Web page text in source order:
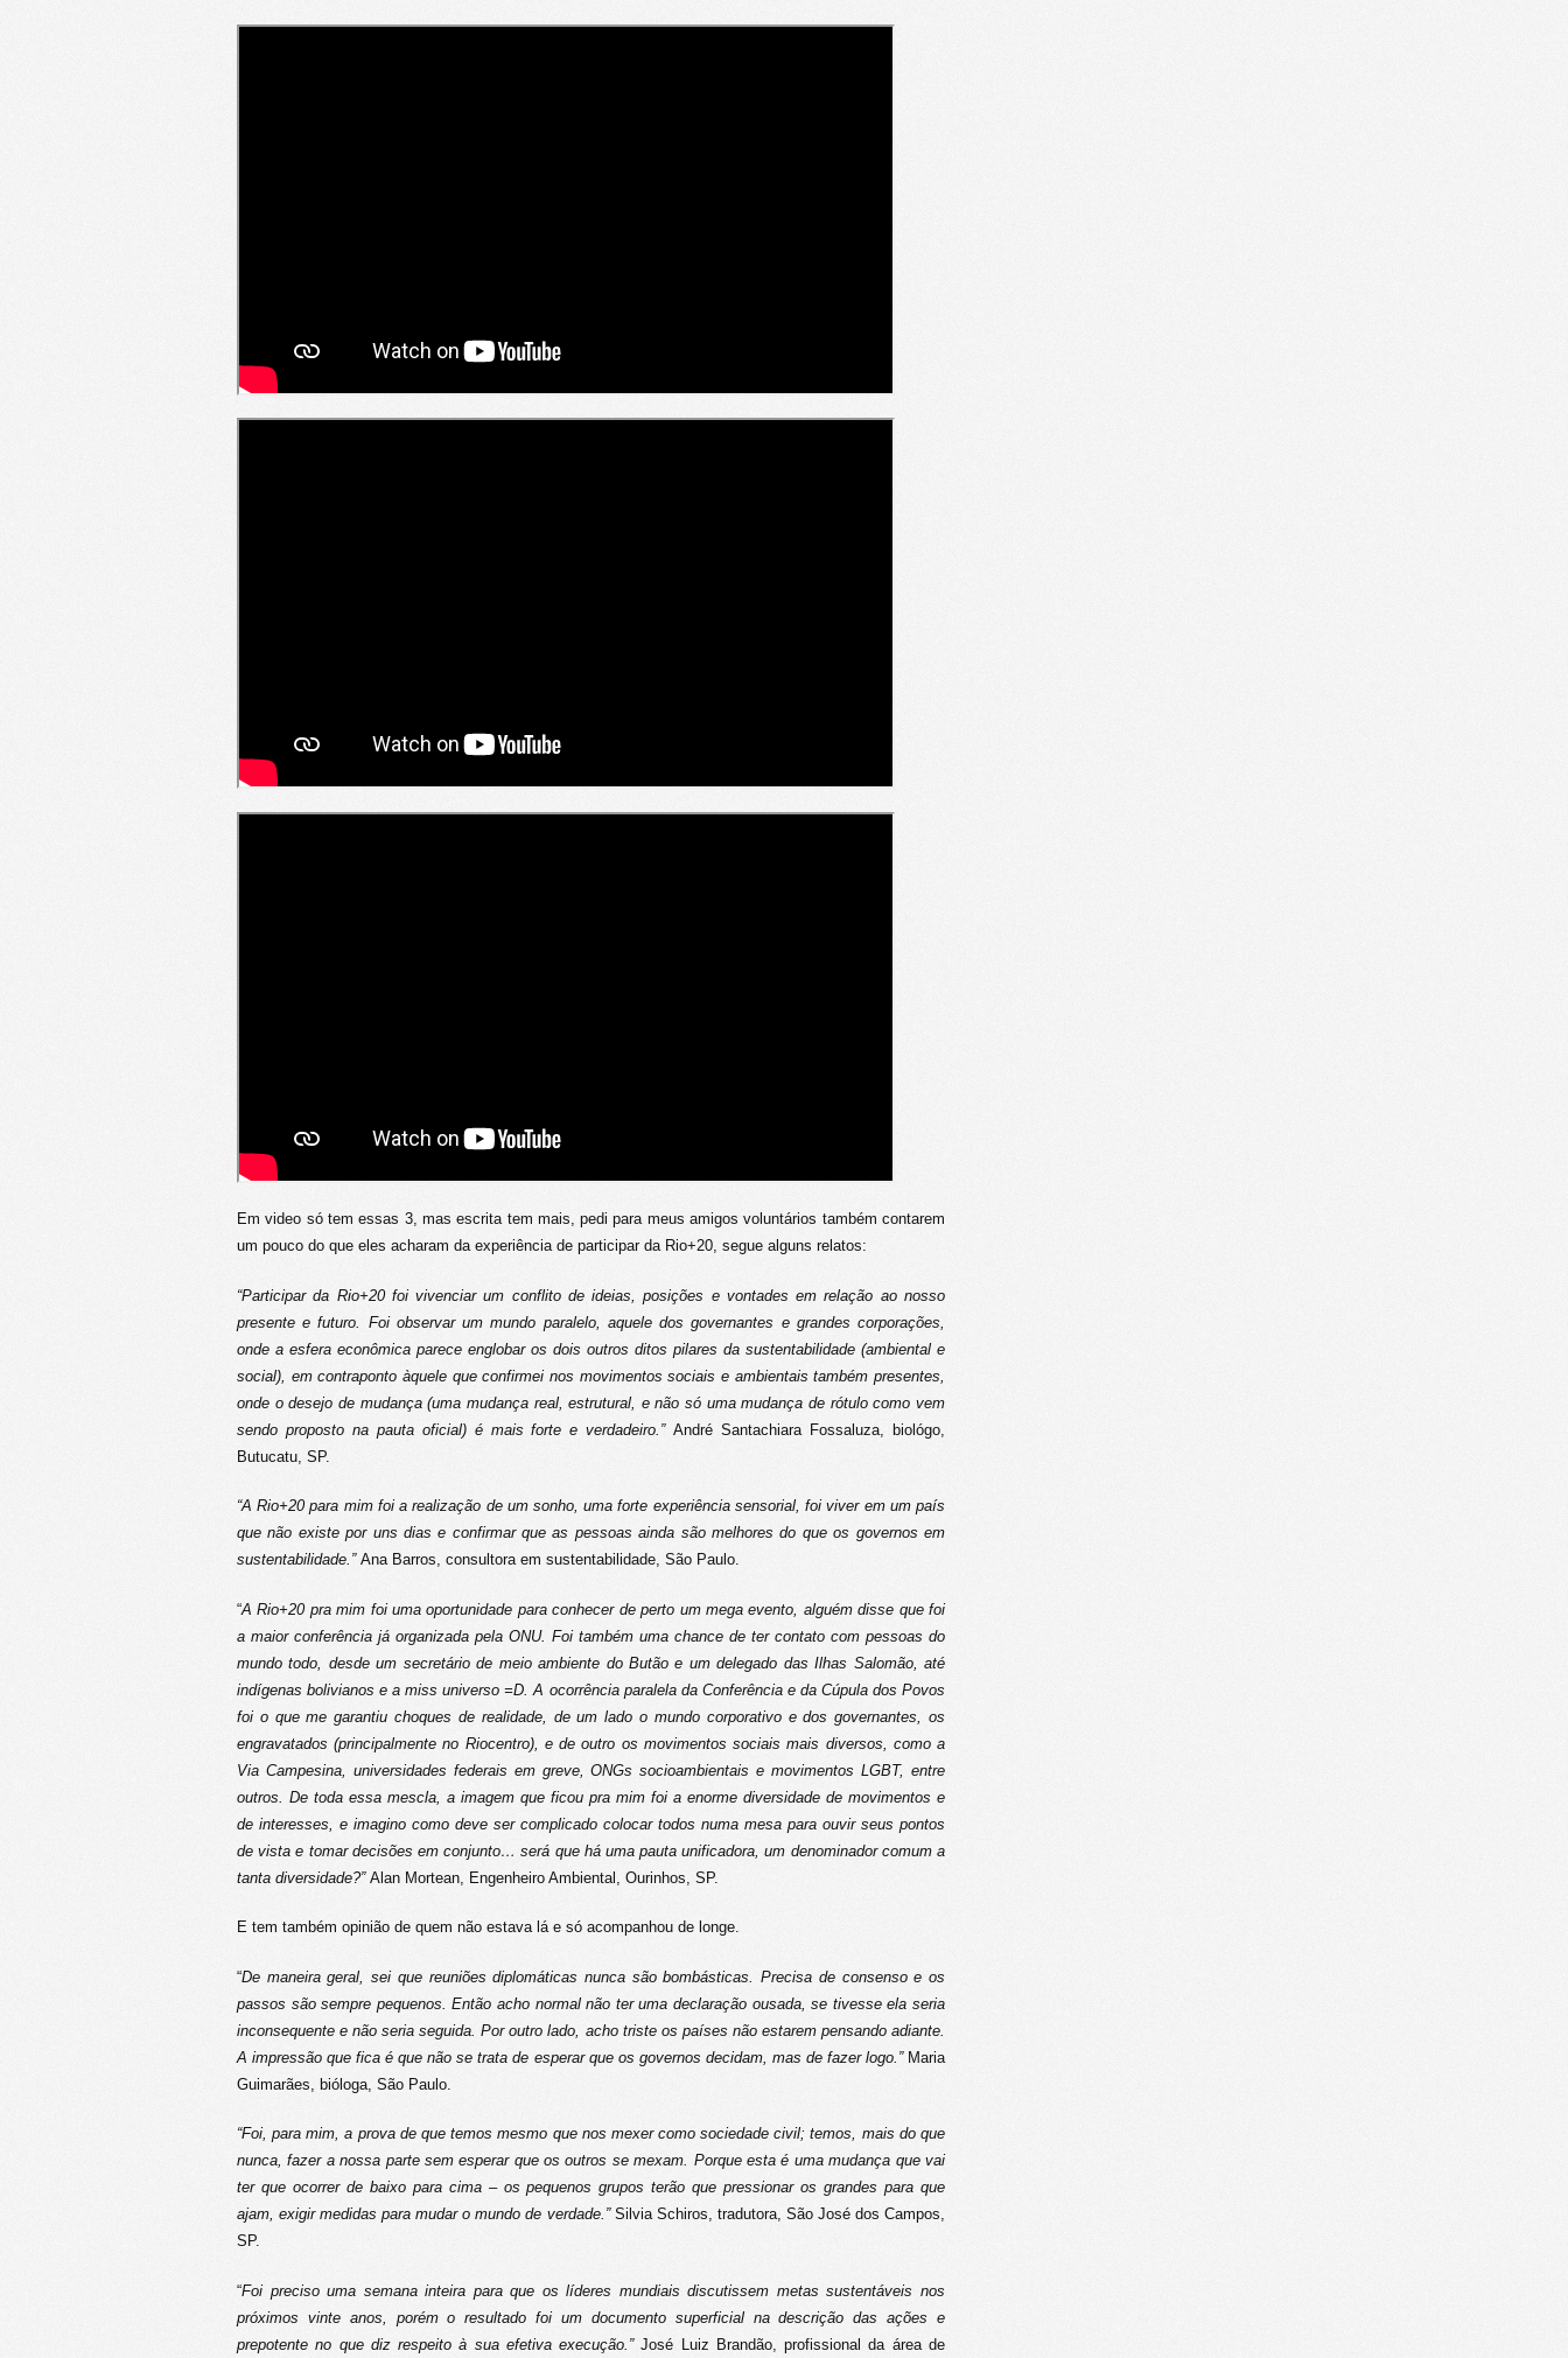
Em video só tem essas 3, mas escrita tem mais, pedi para meus amigos voluntários também contarem
um pouco do que eles acharam da experiência de participar da Rio+20, segue alguns relatos:
“Participar da Rio+20 foi vivenciar um conflito de ideias, posições e vontades em relação ao nosso
presente e futuro. Foi observar um mundo paralelo, aquele dos governantes e grandes corporações,
onde a esfera econômica parece englobar os dois outros ditos pilares da sustentabilidade (ambiental e
social), em contraponto àquele que confirmei nos movimentos sociais e ambientais também presentes,
onde o desejo de mudança (uma mudança real, estrutural, e não só uma mudança de rótulo como vem
sendo proposto na pauta oficial) é mais forte e verdadeiro.”André Santachiara Fossaluza, biológo,
Butucatu, SP.
“A Rio+20 para mim foi a realização de um sonho, uma forte experiência sensorial, foi viver em um país
que não existe por uns dias e confirmar que as pessoas ainda são melhores do que os governos em
sustentabilidade.” Ana Barros, consultora em sustentabilidade, São Paulo.
“A Rio+20 pra mim foi uma oportunidade para conhecer de perto um mega evento, alguém disse que foi
a maior conferência já organizada pela ONU. Foi também uma chance de ter contato com pessoas do
mundo todo, desde um secretário de meio ambiente do Butão e um delegado das Ilhas Salomão, até
indígenas bolivianos e a miss universo =D. A ocorrência paralela da Conferência e da Cúpula dos Povos
foi o que me garantiu choques de realidade, de um lado o mundo corporativo e dos governantes, os
engravatados (principalmente no Riocentro), e de outro os movimentos sociais mais diversos, como a
Via Campesina, universidades federais em greve, ONGs socioambientais e movimentos LGBT, entre
outros. De toda essa mescla, a imagem que ficou pra mim foi a enorme diversidade de movimentos e
de interesses, e imagino como deve ser complicado colocar todos numa mesa para ouvir seus pontos
de vista e tomar decisões em conjunto… será que há uma pauta unificadora, um denominador comum a
tanta diversidade?” Alan Mortean, Engenheiro Ambiental, Ourinhos, SP.
E tem também opinião de quem não estava lá e só acompanhou de longe.
“De maneira geral, sei que reuniões diplomáticas nunca são bombásticas. Precisa de consenso e os
passos são sempre pequenos. Então acho normal não ter uma declaração ousada, se tivesse ela seria
inconsequente e não seria seguida. Por outro lado, acho triste os países não estarem pensando adiante.
A impressão que fica é que não se trata de esperar que os governos decidam, mas de fazer logo.”Maria
Guimarães, bióloga, São Paulo.
“Foi, para mim, a prova de que temos mesmo que nos mexer como sociedade civil; temos, mais do que
nunca, fazer a nossa parte sem esperar que os outros se mexam. Porque esta é uma mudança que vai
ter que ocorrer de baixo para cima – os pequenos grupos terão que pressionar os grandes para que
ajam, exigir medidas para mudar o mundo de verdade.” Silvia Schiros, tradutora, São José dos Campos,
SP.
“Foi preciso uma semana inteira para que os líderes mundiais discutissem metas sustentáveis nos
próximos vinte anos, porém o resultado foi um documento superficial na descrição das ações e
prepotente no que diz respeito à sua efetiva execução.”José Luiz Brandão, profissional da área de